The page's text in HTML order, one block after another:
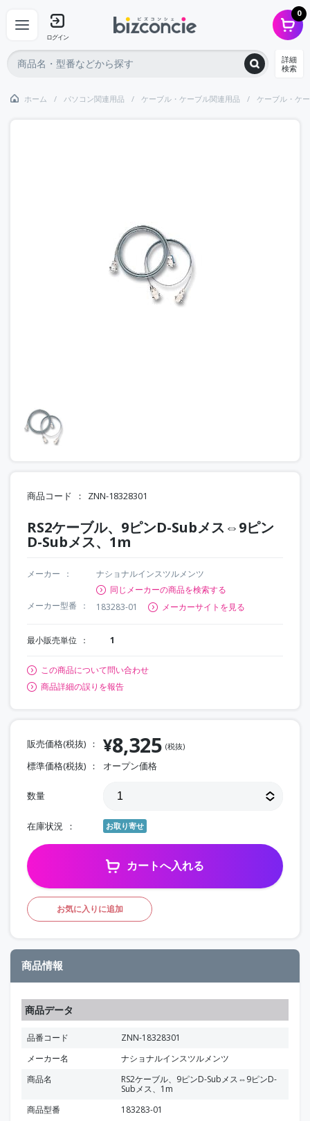
ログイン
0
詳細
検索
ホーム パソコン関連用品 ケーブル・ケーブル関連用品 ケーブル・ケ
商品コード ZNN-18328301
RS2ケーブル、9ピンD-Subメス⇔9ピン
D-Subメス、1m
メーカー
ナショナルインスツルメンツ
同じメーカーの商品を検索する
メーカー型番
183283-01 メーカーサイトを見る
最小販売単位 1
この商品について問い合わせ
商品詳細の誤りを報告
販売価格(税抜) ¥8,325 (税抜)
標準価格(税抜) オープン価格
数量
在庫状況 お取り寄せ
カートへ入れる
お気に入りに追加
商品情報
商品データ
品番コード
ZNN-18328301
メーカー名
ナショナルインスツルメンツ
商品名
RS2ケーブル、9ピンD-Subメス⇔9ピンD-
Subメス、1m
商品型番
183283-01